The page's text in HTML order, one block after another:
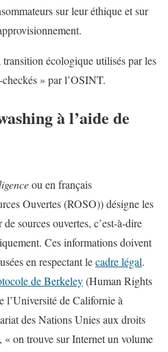
sur leur éthique et sur
écologique utilisés par les
» par l’OSINT.
à l’aide de
ou en français
Ouvertes (ROSO)) désigne les
sources ouvertes, c’est-à-dire
Ces informations doivent
en respectant lecadre légal.
de Berkeley(Human Rights
l’Université de Californie à
des Nations Unies aux droits
on trouve sur Internet un volume